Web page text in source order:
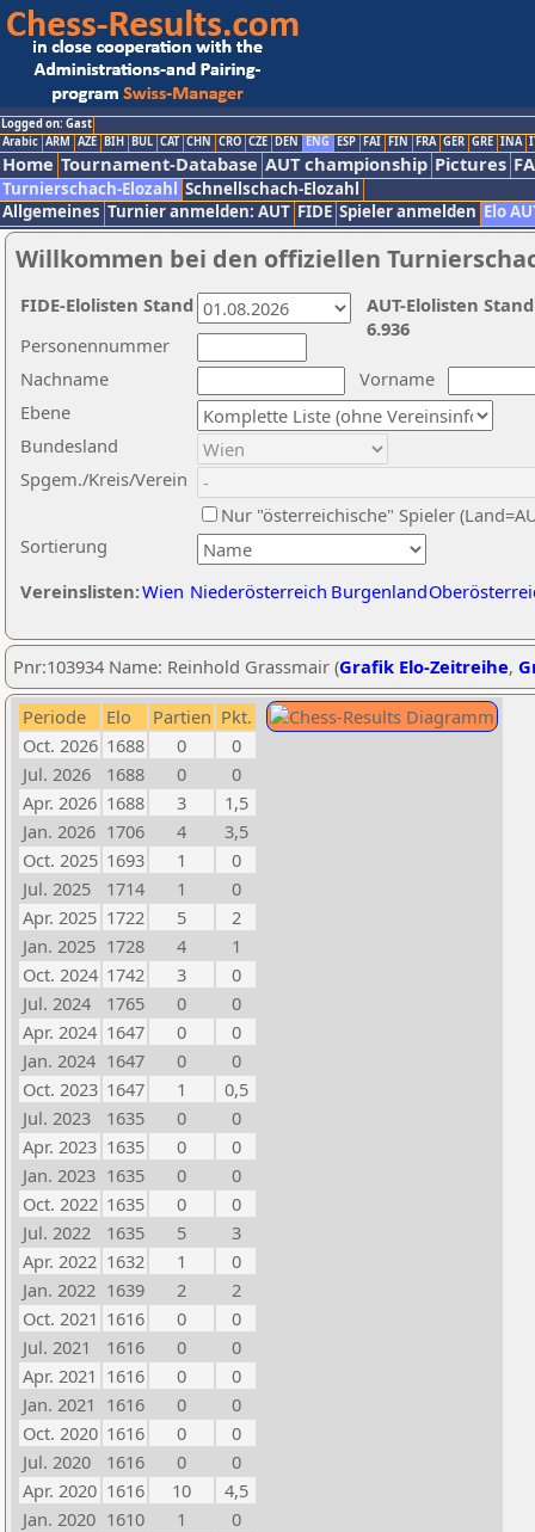
Logged on: Gast
Arabic ARM AZE BIH BUL CAT CHN CRO CZE DEN ENG ESP FAI FIN FRA GER GRE INA
Home Tournament-Database AUT championship Pictures
Turnierschach-Elozahl Schnellschach-Elozahl
Allgemeines Turnier anmelden: AUT FIDE Spieler anmelden Elo
Willkommen bei den offiziellen
Nachname
Vorname
Ebene
Sortierung
Personennummer
Bundesland
Spgem./Kreis/Verein
Nur "österreichische" Spieler
Vereinslisten:Wien Niederösterreich Burgenland
AUT-Elolisten
6.936
FIDE-Elolisten Stand
Pnr:103934 Name: Reinhold Grassmair (Grafik Elo-Zeitreihe,
Periode Elo Partien Pkt.
Oct. 2026 1688 0
0
Jul. 2026
1688 0
0
Apr. 2026 1688 3
1,5
Jan. 2026 1706 4
3,5
Oct. 2025 1693 1
0
Jul. 2025
1714 1
0
Apr. 2025 1722 5
2
Jan. 2025 1728 4
1
Oct. 2024 1742 3
0
Jul. 2024
1765 0
0
Apr. 2024 1647 0
0
Jan. 2024 1647 0
0
Oct. 2023 1647 1
0,5
Jul. 2023
1635 0
0
Apr. 2023 1635 0
0
Jan. 2023 1635 0
0
Oct. 2022 1635 0
0
Jul. 2022
1635 5
3
Apr. 2022 1632 1
0
Jan. 2022 1639 2
2
Oct. 2021 1616 0
0
Jul. 2021
1616 0
0
Apr. 2021 1616 0
0
Jan. 2021 1616 0
0
Oct. 2020 1616 0
0
Jul. 2020
1616 0
0
Apr. 2020 1616 10
4,5
Jan. 2020 1610 1
0